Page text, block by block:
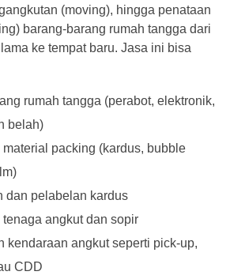
(moving), hingga penataan
barang-barang rumah tangga dari
ke tempat baru. Jasa ini bisa
rumah tangga (perabot, elektronik,
belah)
material packing (kardus, bubble
dan pelabelan kardus
angkut dan sopir
kendaraan angkut seperti pick-up,
CDD